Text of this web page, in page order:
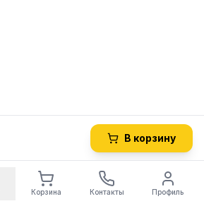
В корзину
Корзина Контакты Профиль